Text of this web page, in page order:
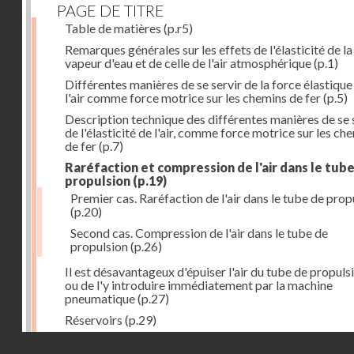
PAGE DE TITRE
Table de matières (p.r5)
Remarques générales sur les effets de l'élasticité de la
vapeur d'eau et de celle de l'air atmosphérique(p.1)
Différentes manières de se servir de la force
l'air comme force motrice sur les chemins de fer(p.5)
Description technique des différentes manières de se
de l'élasticité de l'air, comme force motrice sur les
de fer(p.7)
Raréfaction et compression de l'air dans le
propulsion (p.19)
Premier cas. Raréfaction de l'air dans le tube de
(p.20)
Second cas. Compression de l'air dans le tube de
propulsion(p.26)
Il est désavantageux d'épuiser l'air du tube de
ou de l'y introduire immédiatement par la machine
pneumatique(p.27)
Réservoirs (p.29)